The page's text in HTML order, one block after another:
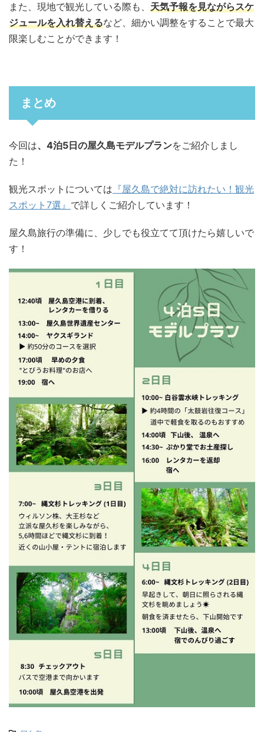
また、現地で観光している際も、 天気予報を見ながらスケ
ジュールを入れ替えるなど、細かい調整をすることで最大
限楽しむことができます！
まとめ
今回は、4泊5日の屋久島モデルプランをご紹介しまし
た！
観光スポットについては 『屋久島で絶対に訪れたい！観光
スポット7選』 で詳しくご紹介しています！
屋久島旅行の準備に、少しでも役立てて頂けたら嬉しいで
す！